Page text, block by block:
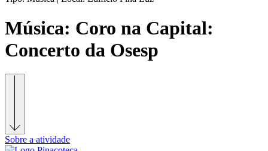
Música: Coro na Capital:
Concerto da Osesp
Sobre a atividade